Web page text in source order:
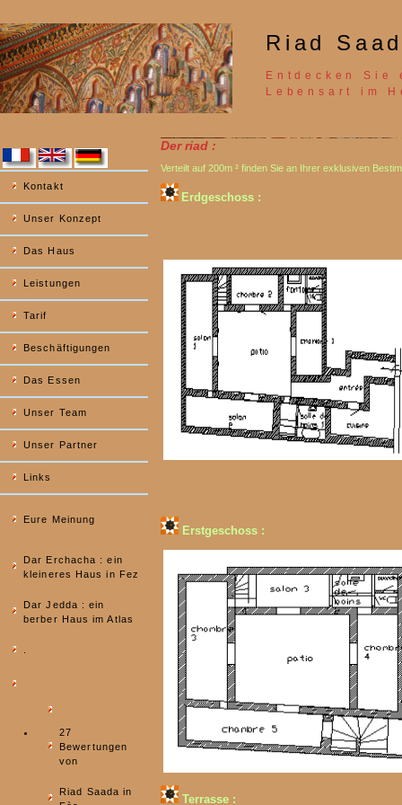
Riad
Entdecken Sie
Lebensart im
Kontakt
Unser Konzept
Das Haus
Leistungen
Tarif
Beschäftigungen
Das Essen
Unser Team
Unser Partner
Links
Eure Meinung
Dar Erchacha : ein
kleineres Haus in Fez
Dar Jedda : ein
berber Haus im Atlas
27
Bewertungen
von
Riad Saada in
Der riad :
Verteilt auf 200m ² finden Sie an Ihrer exklusiven
Erdgeschoss :
Erstgeschoss :
Terrasse :